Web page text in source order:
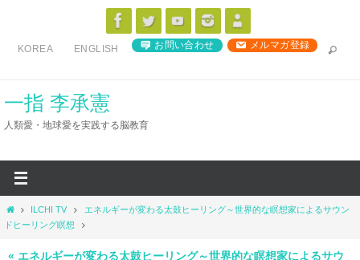
ス
KOREA ENGLISH お問い合わせ メルマガ登録
一指 李承憲
人類愛・地球愛を実践する脳教育
ホ
ー
ILCHI TV
エネルギーが変わる太鼓ヒーリング～世界的な瞑想家によるサウン
ドヒーリング瞑想
« エネルギーが変わる太鼓ヒーリング～世界的な瞑想家によるサウ